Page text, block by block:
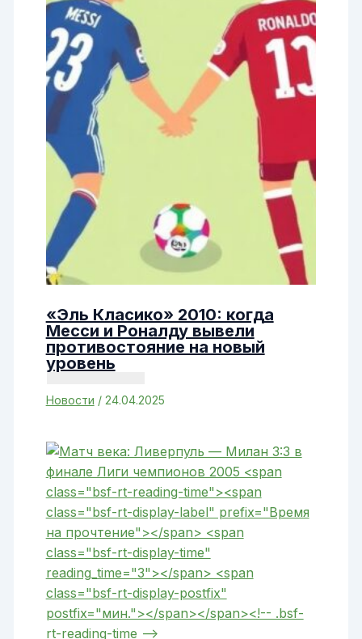
«Эль Класико» 2010: когда
Месси и Роналду вывели
противостояние на новый
уровень
Новости / 24.04.2025